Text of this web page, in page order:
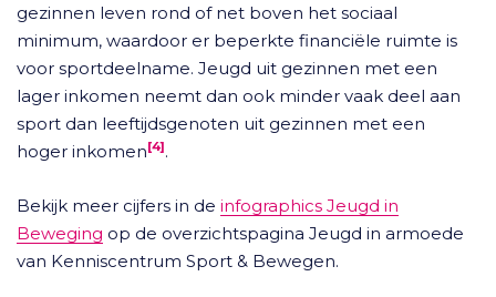
gezinnen leven rond of net boven het sociaal
minimum, waardoor er beperkte financiële ruimte is
voor sportdeelname. Jeugd uit gezinnen met een
lager inkomen neemt dan ook minder vaak deel aan
sport dan leeftijdsgenoten uit gezinnen met een
hoger inkomen[4].
Bekijk meer cijfers in de infographics Jeugd in
Beweging op de overzichtspagina Jeugd in armoede
van Kenniscentrum Sport & Bewegen.